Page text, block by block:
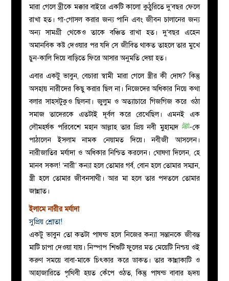
মারা গেলে ন্ত্রীকে মক্কার বাইরে একটি কালো কুঠুরিতে দু’বছর ফেলে
রাখা হত। গা-গোসল করার জন্য পানি এবং জীবন চালানের জন্য
অন্য সামগ্রী থেকেও তাকে বঞ্চিত রাখা হত। দু’বছর এহেন
অমানবিক কষ্ট দেওয়ার পর যদি সে জীবিত থাকত তাহলে তার মুখে
চুন-কালি দিয়ে বাড়িতে ফিরে আসার অনুমতি দেয়া হত।
এবার একটু ভাবুন, বেচারা স্বামী মারা গেলে স্ত্রীর কী দোষ? কিন্তু
অসহায় নারীদের কিছু করার ছিল না। নিজেদের অধিকার নিয়ে কথা
বলার সাহসটুকুও ছিলনা। জুলুম ও অত্যাচারে গিজগিজ করে ওঠা
সমাজ তাদেরকে এতটাই দূর্বল করে রেখেছিল। এমনই এক
লৌমহর্ষক পরিবেশে মহান আল্লাহ তার প্রিয় নবী মুহাম্মদ ﷺ-কে
পাঠালেন ইসলাম নামক নেয়ামত দিয়ে। নবীজী আসলেন।
নারীজাতির মর্যাদা ও অধিকার নিশ্চিত করলেন। ঘোষণা দিলেন, হে
মানব সকল! ‘নারী’ কন্যা হলে তোমার গর্ব, বোন হলে তোমার সম্মান,
স্ত্রী হলে তোমার জীবনসাথী। আর মা হলে তার পদতলে তোমার
জান্নাত।
ইলামে নারীর মর্যাদা
সুপ্রিয় শ্রোতা!
একটু ভাবুন তো কতটা পাষন্ড হলে নিজের কন্যা সন্তানকে জীবন্ত
মাটি চাপা দেওয়া যায়। নিস্পাপ শিশুটি ফুলের মত মেয়েটি নিশ্চয় ওই
করুণ সময়ে বাবা-মাকে চিৎকার করে ডাকত। তার কান্নাকাটি ও
আহাজারিতে পৃথিবী হয়ত কেঁপে ওঠত, কিন্তু পাষন্ড বাবার হৃদয়